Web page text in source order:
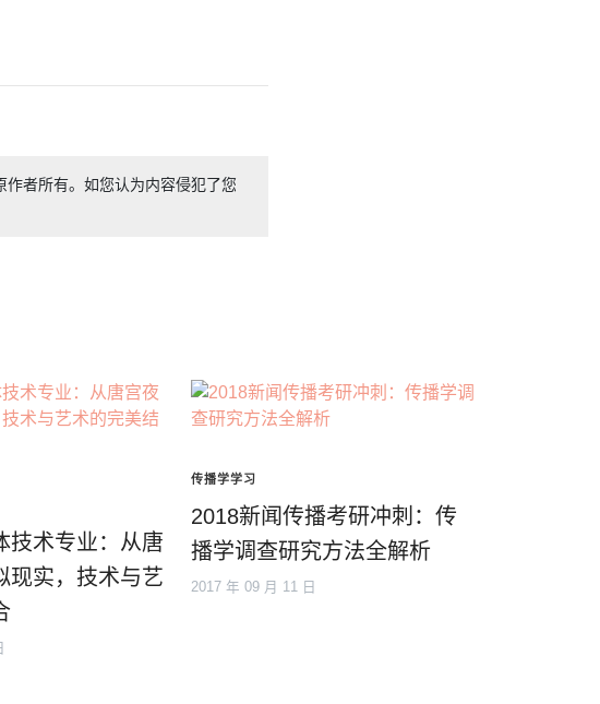
者所有。如您认为内容侵犯了您
技术专业：从唐
现实，技术与艺
传播学学习
2018新闻传播考研冲刺：传
播学调查研究方法全解析
2017 年 09 月 11 日